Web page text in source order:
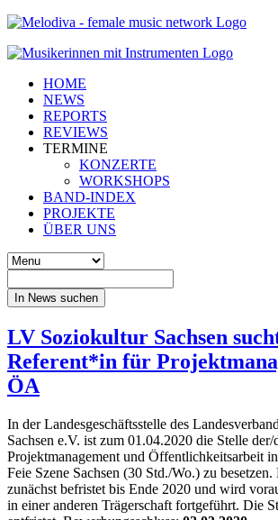
HOME
NEWS
REPORTS
REVIEWS
TERMINE
KONZERTE
WORKSHOPS
BAND-INDEX
PROJEKTE
ÜBER UNS
In News suchen
LV Soziokultur Sachsen
Referent*in für
ÖA
In der Landesgeschäftsstelle des
Sachsen e.V. ist zum 01.04.2020 die Stelle
Projektmanagement und Öffentlichkeitsarbeit
Feie Szene Sachsen (30 Std./Wo.) zu
zunächst befristet bis Ende 2020 und wird
in einer anderen Trägerschaft fortgeführt. Die